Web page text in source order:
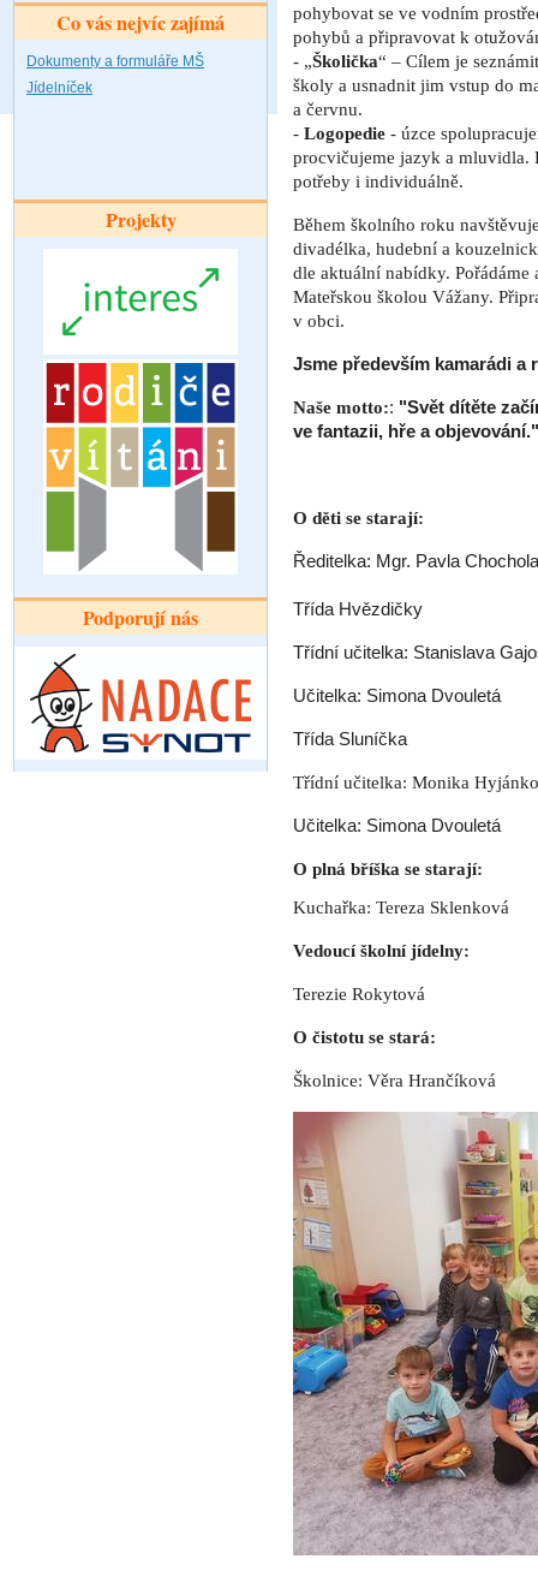
Co vás nejvíc zajímá
Dokumenty a formuláře MŠ
Jídelníček
Projekty
Podporují nás
pohybovat se ve vodním
pohybů a připravovat k
- „Školička“ – Cílem je
školy a usnadnit jim vstup do
a červnu.
- Logopedie - úzce
procvičujeme jazyk a mluvidla.
potřeby i individuálně.
Během školního roku
divadélka, hudební a
dle aktuální nabídky.
Mateřskou školou Vážany.
v obci.
Jsme především kamarádi a
Naše motto:: "Svět dítěte
ve fantazii, hře a
O děti se starají:
Ředitelka: Mgr. Pavla
Třída Hvězdičky
Třídní učitelka: Stanislava
Učitelka: Simona Dvouletá
Třída Sluníčka
Třídní učitelka: Monika
Učitelka: Simona Dvouletá
O plná bříška se starají:
Kuchařka: Tereza Sklenková
Vedoucí školní jídelny:
Terezie Rokytová
O čistotu se stará:
Školnice: Věra Hrančíková